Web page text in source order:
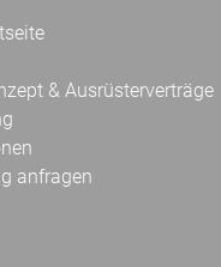
& Ausrüsterverträge
anfragen